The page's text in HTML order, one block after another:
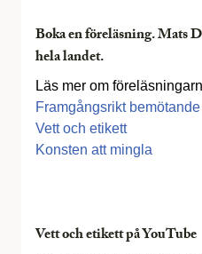
Boka en föreläsning. Mats
hela landet.
Läs mer om
Framgångsrikt bemötande
Vett och etikett
Konsten att mingla
Vett och etikett på YouTube